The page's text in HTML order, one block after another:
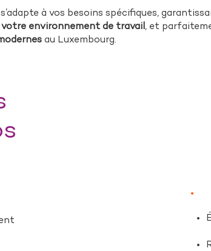
à vos besoins spécifiques,
votre environnement de travail, et
au Luxembourg.